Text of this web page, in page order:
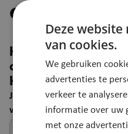
een vraag?
Heb je een
duidelijker te
Heb je een vraag?
Je feedback wordt
webpagina.
Deze
van cookies.
We gebruiken
advertenties te
verkeer te
informatie over uw
met onze